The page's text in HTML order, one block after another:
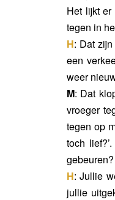
Het lijkt
tegen in
H: Dat
een
weer
M: Dat
vroeger
tegen op
toch
gebeuren?
H: Jullie
jullie